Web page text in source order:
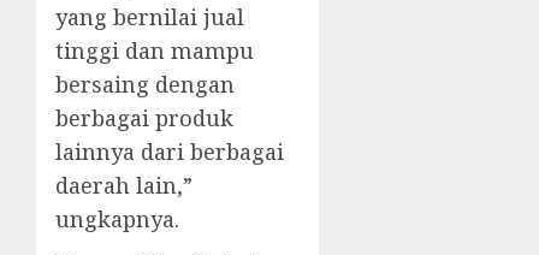
yang bernilai jual
tinggi dan mampu
bersaing dengan
berbagai produk
lainnya dari berbagai
daerah lain,”
ungkapnya.